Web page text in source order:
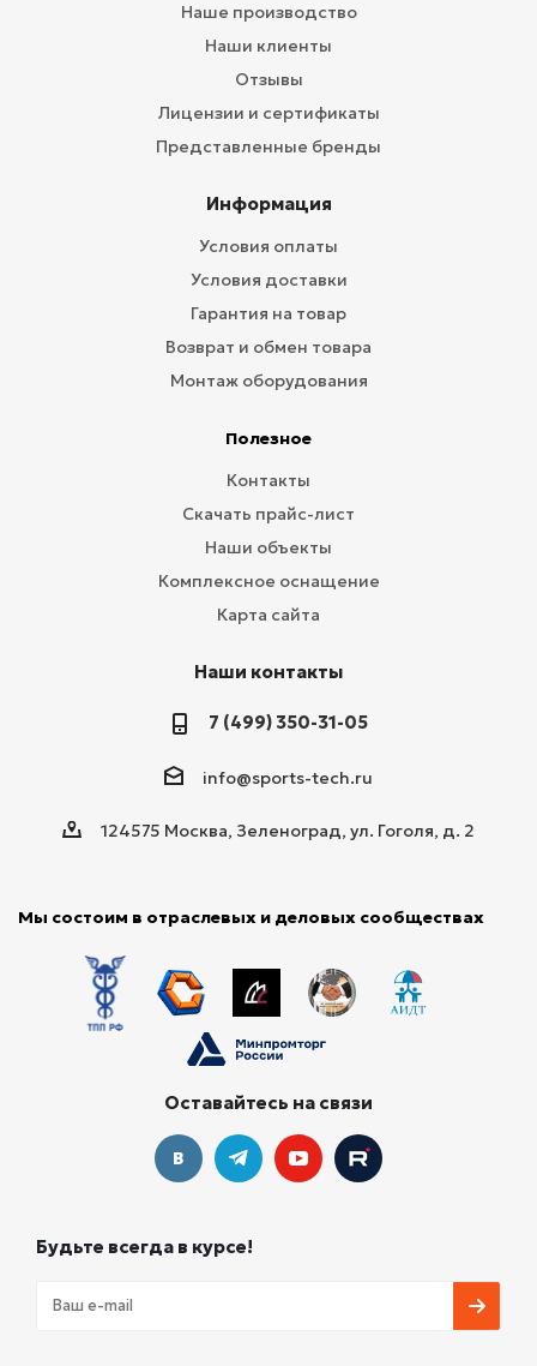
Наше производство
Наши клиенты
Отзывы
Лицензии и сертификаты
Представленные бренды
Информация
Условия оплаты
Условия доставки
Гарантия на товар
Возврат и обмен товара
Монтаж оборудования
Полезное
Контакты
Скачать прайс-лист
Наши объекты
Комплексное оснащение
Карта сайта
Наши контакты
7 (499) 350-31-05
info@sports-tech.ru
124575 Москва, Зеленоград, ул. Гоголя, д. 2
Мы состоим в отраслевых и деловых сообществах
Оставайтесь на связи
Будьте всегда в курсе!